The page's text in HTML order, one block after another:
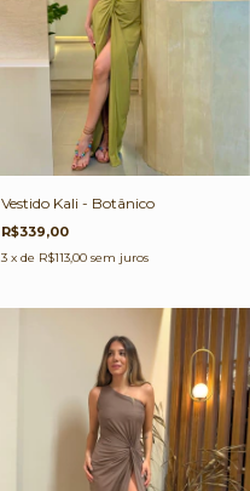
Vestido Kali - Botânico
R$339,00
3 x de R$113,00 sem juros